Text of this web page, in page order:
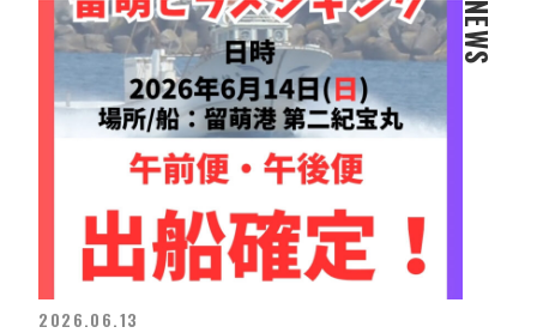
NEWS
2026.06.13